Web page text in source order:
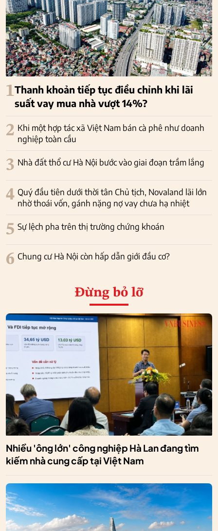
1Thanh khoản tiếp tục điều chỉnh khi lãi
suất vay mua nhà vượt 14%?
2 Khi một hợp tác xã Việt Nam bán cà phê như doanh
nghiệp toàn cầu
3 Nhà đất thổ cư Hà Nội bước vào giai đoạn trầm lắng
4 Quý đầu tiên dưới thời tân Chủ tịch, Novaland lãi lớn
nhờ thoái vốn, gánh nặng nợ vay chưa hạ nhiệt
5 Sự lệch pha trên thị trường chứng khoán
6 Chung cư Hà Nội còn hấp dẫn giới đầu cơ?
Đừng bỏ lỡ
Nhiều 'ông lớn' công nghiệp Hà Lan đang tìm
kiếm nhà cung cấp tại Việt Nam